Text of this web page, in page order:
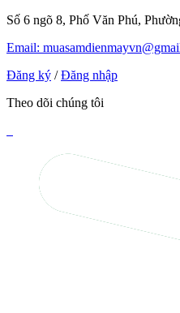
Số 6 ngõ 8, Phố Văn Phú,
Email:
Đăng ký / Đăng nhập
Theo dõi chúng tôi